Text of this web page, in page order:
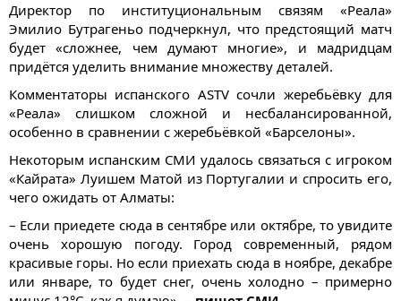
Директор по институциональным связям «Реала»
Эмилио Бутрагеньо подчеркнул, что предстоящий матч
будет «сложнее, чем думают многие», и мадридцам
придётся уделить внимание множеству деталей.
Комментаторы испанского ASTV сочли жеребьёвку для
«Реала» слишком сложной и несбалансированной,
особенно в сравнении с жеребьёвкой «Барселоны».
Некоторым испанским СМИ удалось связаться с игроком
«Кайрата» Луишем Матой из Португалии и спросить его,
чего ожидать от Алматы:
– Если приедете сюда в сентябре или октябре, то увидите
очень хорошую погоду. Город современный, рядом
красивые горы. Но если приехать сюда в ноябре, декабре
или январе, то будет снег, очень холодно – примерно